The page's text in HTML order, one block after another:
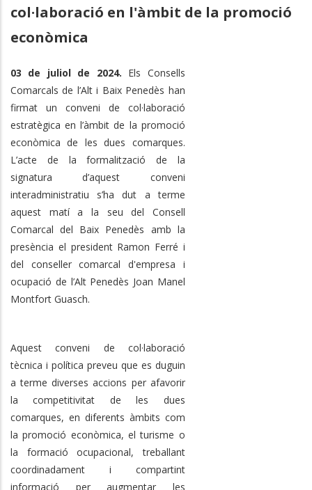
col·laboració en l'àmbit de la promoció
econòmica
03 de juliol de 2024. Els Consells
Comarcals de l’Alt i Baix Penedès han
firmat un conveni de col·laboració
estratègica en l’àmbit de la promoció
econòmica de les dues comarques.
L’acte de la formalització de la
signatura d’aquest conveni
interadministratiu s’ha dut a terme
aquest matí a la seu del Consell
Comarcal del Baix Penedès amb la
presència el president Ramon Ferré i
del conseller comarcal d'empresa i
ocupació de l’Alt Penedès Joan Manel
Montfort Guasch.
Aquest conveni de col·laboració
tècnica i política preveu que es duguin
a terme diverses accions per afavorir
la competitivitat de les dues
comarques, en diferents àmbits com
la promoció econòmica, el turisme o
la formació ocupacional, treballant
coordinadament i compartint
informació per augmentar les